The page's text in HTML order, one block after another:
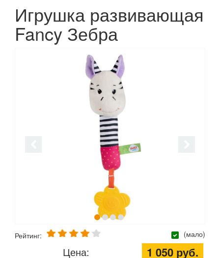
Игрушка развивающая
Fancy Зебра
Рейтинг: (мало)
Цена: 1 050 руб.